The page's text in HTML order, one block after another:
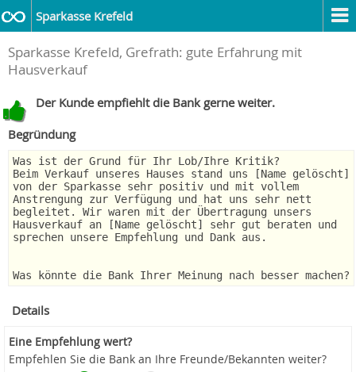
Sparkasse Krefeld
Sparkasse Krefeld, Grefrath: gute Erfahrung mit
Hausverkauf
Der Kunde empfiehlt die Bank gerne weiter.
Begründung
Was ist der Grund für Ihr Lob/Ihre Kritik?
Beim Verkauf unseres Hauses stand uns [Name gelöscht]
von der Sparkasse sehr positiv und mit vollem
Anstrengung zur Verfügung und hat uns sehr nett
begleitet. Wir waren mit der Übertragung unsers
Hausverkauf an [Name gelöscht] sehr gut beraten und
sprechen unsere Empfehlung und Dank aus.
Was könnte die Bank Ihrer Meinung nach besser machen?
Details
Eine Empfehlung wert?
Empfehlen Sie die Bank an Ihre Freunde/Bekannten weiter?